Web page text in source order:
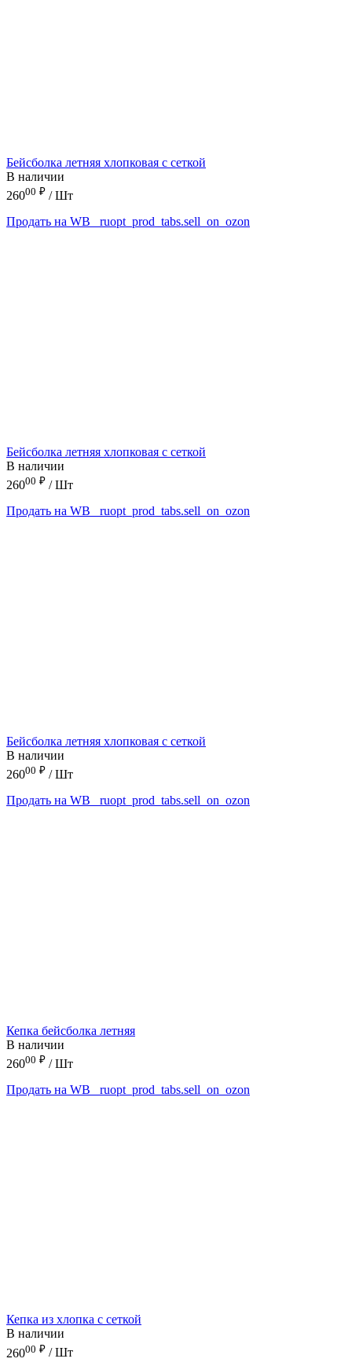
Бейсболка летняя хлопковая с сеткой
В наличии
26000 ₽ / Шт
Продать на WB
_ruopt_prod_tabs.sell_on_ozon
Бейсболка летняя хлопковая с сеткой
В наличии
26000 ₽ / Шт
Продать на WB
_ruopt_prod_tabs.sell_on_ozon
Бейсболка летняя хлопковая с сеткой
В наличии
26000 ₽ / Шт
Продать на WB
_ruopt_prod_tabs.sell_on_ozon
Кепка бейсболка летняя
В наличии
26000 ₽ / Шт
Продать на WB
_ruopt_prod_tabs.sell_on_ozon
Кепка из хлопка с сеткой
В наличии
26000 ₽ / Шт